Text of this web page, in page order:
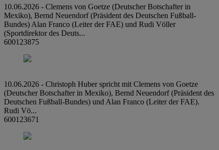
10.06.2026 - Clemens von Goetze (Deutscher Botschafter in
Mexiko), Bernd Neuendorf (Präsident des Deutschen Fußball-
Bundes) Alan Franco (Leiter der FAE) und Rudi Völler
(Sportdirektor des Deuts...
600123875
10.06.2026 - Christoph Huber spricht mit Clemens von Goetze
(Deutscher Botschafter in Mexiko), Bernd Neuendorf (Präsident des
Deutschen Fußball-Bundes) und Alan Franco (Leiter der FAE).
Rudi Vö...
600123671